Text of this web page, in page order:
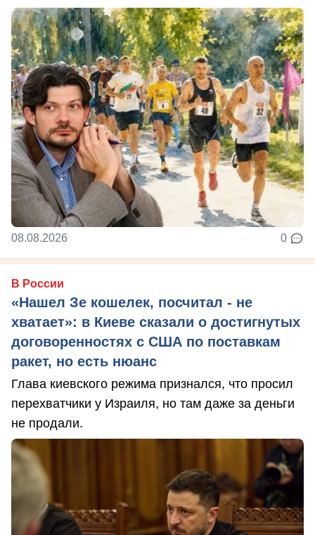
08.08.2026 0
В России
«Нашел Зе кошелек, посчитал - не
хватает»: в Киеве сказали о достигнутых
договоренностях с США по поставкам
ракет, но есть нюанс
Глава киевского режима признался, что просил
перехватчики у Израиля, но там даже за деньги
не продали.